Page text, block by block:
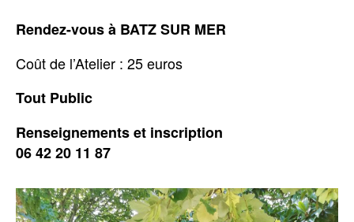
Rendez-vous à BATZ SUR MER
Coût de l’Atelier : 25 euros
Tout Public
Renseignements et inscription
06 42 20 11 87